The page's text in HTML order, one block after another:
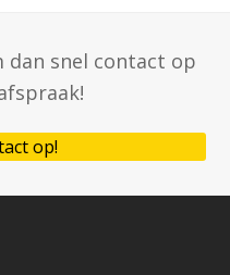
dan snel contact op
op!